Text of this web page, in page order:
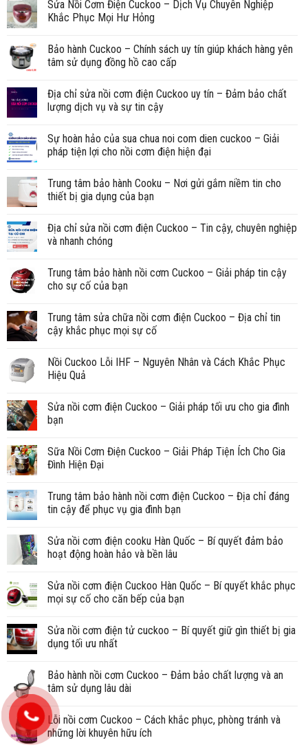
Sửa Nồi Cơm Điện Cuckoo – Dịch Vụ Chuyên Nghiệp
Khắc Phục Mọi Hư Hỏng
Bảo hành Cuckoo – Chính sách uy tín giúp khách hàng yên
tâm sử dụng đồng hồ cao cấp
Địa chỉ sửa nồi cơm điện Cuckoo uy tín – Đảm bảo chất
lượng dịch vụ và sự tin cậy
Sự hoàn hảo của sua chua noi com dien cuckoo – Giải
pháp tiện lợi cho nồi cơm điện hiện đại
Trung tâm bảo hành Cooku – Nơi gửi gắm niềm tin cho
thiết bị gia dụng của bạn
Địa chỉ sửa nồi cơm điện Cuckoo – Tin cậy, chuyên nghiệp
và nhanh chóng
Trung tâm bảo hành nồi cơm Cuckoo – Giải pháp tin cậy
cho sự cố của bạn
Trung tâm sửa chữa nồi cơm điện Cuckoo – Địa chỉ tin
cậy khắc phục mọi sự cố
Nồi Cuckoo Lỗi IHF – Nguyên Nhân và Cách Khắc Phục
Hiệu Quả
Sửa nồi cơm điện Cuckoo – Giải pháp tối ưu cho gia đình
bạn
Sữa Nồi Cơm Điện Cuckoo – Giải Pháp Tiện Ích Cho Gia
Đình Hiện Đại
Trung tâm bảo hành nồi cơm điện Cuckoo – Địa chỉ đáng
tin cậy để phục vụ gia đình bạn
Sửa nồi cơm điện cooku Hàn Quốc – Bí quyết đảm bảo
hoạt động hoàn hảo và bền lâu
Sửa nồi cơm điện Cuckoo Hàn Quốc – Bí quyết khắc phục
mọi sự cố cho căn bếp của bạn
Sửa nồi cơm điện tử cuckoo – Bí quyết giữ gìn thiết bị gia
dụng tối ưu nhất
Bảo hành nồi cơm Cuckoo – Đảm bảo chất lượng và an
tâm sử dụng lâu dài
Lỗi nồi cơm Cuckoo – Cách khắc phục, phòng tránh và
những lời khuyên hữu ích